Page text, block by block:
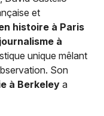
et
histoire à Paris
à
unique mêlant
Son
à Berkeley a